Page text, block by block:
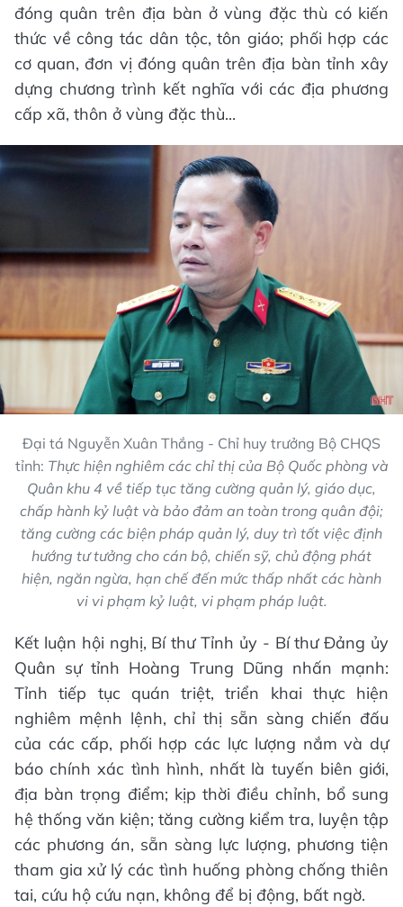
đóng quân trên địa bàn ở vùng đặc thù có kiến
thức về công tác dân tộc, tôn giáo; phối hợp các
cơ quan, đơn vị đóng quân trên địa bàn tỉnh xây
dựng chương trình kết nghĩa với các địa phương
cấp xã, thôn ở vùng đặc thù...
Đại tá Nguyễn Xuân Thắng - Chỉ huy trưởng Bộ CHQS
tỉnh: Thực hiện nghiêm các chỉ thị của Bộ Quốc phòng và
Quân khu 4 về tiếp tục tăng cường quản lý, giáo dục,
chấp hành kỷ luật và bảo đảm an toàn trong quân đội;
tăng cường các biện pháp quản lý, duy trì tốt việc định
hướng tư tưởng cho cán bộ, chiến sỹ, chủ động phát
hiện, ngăn ngừa, hạn chế đến mức thấp nhất các hành
vi vi phạm kỷ luật, vi phạm pháp luật.
Kết luận hội nghị, Bí thư Tỉnh ủy - Bí thư Đảng ủy
Quân sự tỉnh Hoàng Trung Dũng nhấn mạnh:
Tỉnh tiếp tục quán triệt, triển khai thực hiện
nghiêm mệnh lệnh, chỉ thị sẵn sàng chiến đấu
của các cấp, phối hợp các lực lượng nắm và dự
báo chính xác tình hình, nhất là tuyến biên giới,
địa bàn trọng điểm; kịp thời điều chỉnh, bổ sung
hệ thống văn kiện; tăng cường kiểm tra, luyện tập
các phương án, sẵn sàng lực lượng, phương tiện
tham gia xử lý các tình huống phòng chống thiên
tai, cứu hộ cứu nạn, không để bị động, bất ngờ.